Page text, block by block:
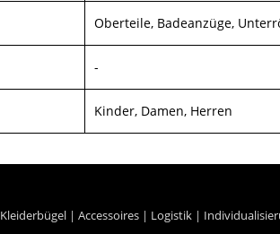
Oberteile, Badeanzüge,
-
Kinder, Damen, Herren
Kleiderbügel | Accessoires | Logistik |